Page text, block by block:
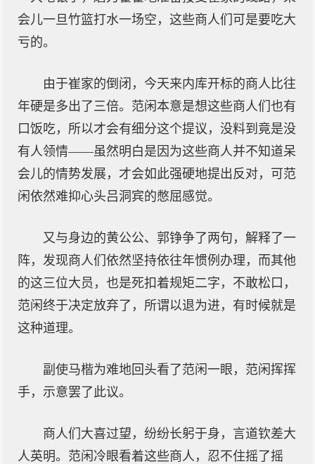
会儿一旦竹篮打水一场空，这些商人们可是要吃大
亏的。
由于崔家的倒闭，今天来内库开标的商人比往
年硬是多出了三倍。范闲本意是想这些商人们也有
口饭吃，所以才会有细分这个提议，没料到竟是没
有人领情——虽然明白是因为这些商人并不知道呆
会儿的情势发展，才会如此强硬地提出反对，可范
闲依然难抑心头吕洞宾的憋屈感觉。
又与身边的黄公公、郭铮争了两句，解释了一
阵，发现商人们依然坚持依往年惯例办理，而其他
的这三位大员，也是死扣着规矩二字，不敢松口，
范闲终于决定放弃了，所谓以退为进，有时候就是
这种道理。
副使马楷为难地回头看了范闲一眼，范闲挥挥
手，示意罢了此议。
商人们大喜过望，纷纷长躬于身，言道钦差大
人英明。范闲冷眼看着这些商人，忍不住摇了摇